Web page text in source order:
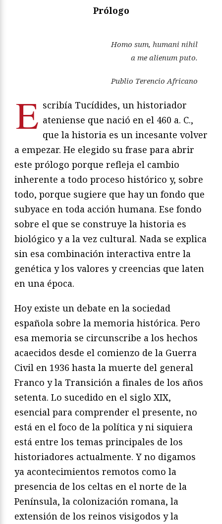
Prólogo
Homo sum, humani nihil
a me alienum puto.
Publio Terencio Africano
E scribía Tucídides, un historiador
ateniense que nació en el 460 a. C.,
que la historia es un incesante volver
a empezar. He elegido su frase para abrir
este prólogo porque refleja el cambio
inherente a todo proceso histórico y, sobre
todo, porque sugiere que hay un fondo que
subyace en toda acción humana. Ese fondo
sobre el que se construye la historia es
biológico y a la vez cultural. Nada se explica
sin esa combinación interactiva entre la
genética y los valores y creencias que laten
en una época.
Hoy existe un debate en la sociedad
española sobre la memoria histórica. Pero
esa memoria se circunscribe a los hechos
acaecidos desde el comienzo de la Guerra
Civil en 1936 hasta la muerte del general
Franco y la Transición a finales de los años
setenta. Lo sucedido en el siglo XIX,
esencial para comprender el presente, no
está en el foco de la política y ni siquiera
está entre los temas principales de los
historiadores actualmente. Y no digamos
ya acontecimientos remotos como la
presencia de los celtas en el norte de la
Península, la colonización romana, la
extensión de los reinos visigodos y la